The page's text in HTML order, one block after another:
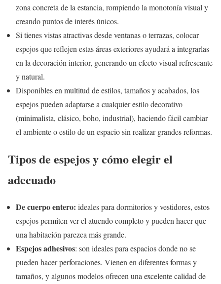
zona concreta de la estancia, rompiendo la monotonía visual y
creando puntos de interés únicos.
Si tienes vistas atractivas desde ventanas o terrazas, colocar
espejos que reflejen estas áreas exteriores ayudará a integrarlas
en la decoración interior, generando un efecto visual refrescante
y natural.
Disponibles en multitud de estilos, tamaños y acabados, los
espejos pueden adaptarse a cualquier estilo decorativo
(minimalista, clásico, boho, industrial), haciendo fácil cambiar
el ambiente o estilo de un espacio sin realizar grandes reformas.
Tipos de espejos y cómo elegir el
adecuado
De cuerpo entero: ideales para dormitorios y vestidores, estos
espejos permiten ver el atuendo completo y pueden hacer que
una habitación parezca más grande.
Espejos adhesivos: son ideales para espacios donde no se
pueden hacer perforaciones. Vienen en diferentes formas y
tamaños, y algunos modelos ofrecen una excelente calidad de